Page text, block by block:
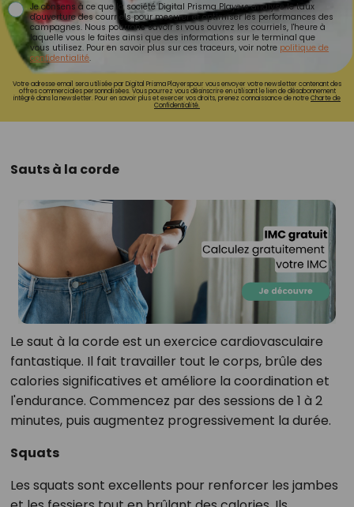
Je consens à ce que la société Digital Prisma Players analyse le taux
d'ouverture des courriels pour mesurer et optimiser les performances des
campagnes. Nous pourrons savoir si vous ouvrez les courriels, l'heure à
laquelle vous le faites ainsi que des informations sur le terminal que
vous utilisez. Pour en savoir plus sur ces traceurs, voir notre politique de
confidentialité.
Votre adresse email sera utilisée par Digital Prisma Playerspour vous envoyer votre newsletter contenant des
offres commerciales personnalisées. Vous pourrez vous désinscrire en utilisant le lien de désabonnement
intégré dans la newsletter. Pour en savoir plus et exercer vos droits, prenez connaissance de notreCharte de
Confidentialité.
Sauts à la corde
Le saut à la corde est un exercice cardiovasculaire
fantastique. Il fait travailler tout le corps, brûle des
calories significatives et améliore la coordination et
l'endurance. Commencez par des sessions de 1 à 2
minutes, puis augmentez progressivement la durée.
Squats
Les squats sont excellents pour renforcer les jambes